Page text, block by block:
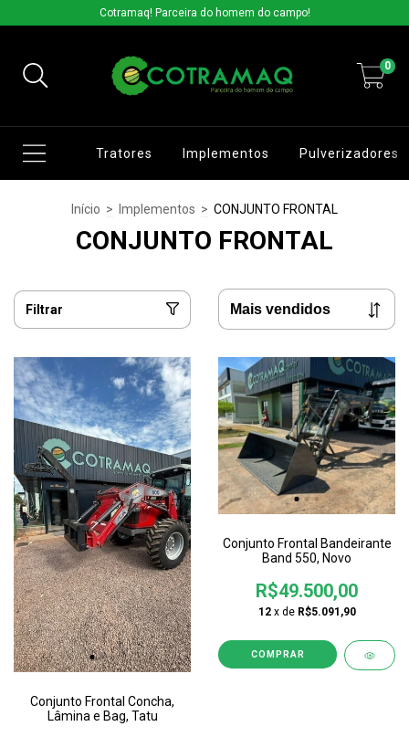
Cotramaq! Parceira do homem do campo!
0
Tratores Implementos Pulverizadores
Início > Implementos > CONJUNTO FRONTAL
CONJUNTO FRONTAL
Filtrar
Conjunto Frontal Concha,
Lâmina e Bag, Tatu
Conjunto Frontal Bandeirante
Band 550, Novo
R$49.500,00
12 x de R$5.091,90